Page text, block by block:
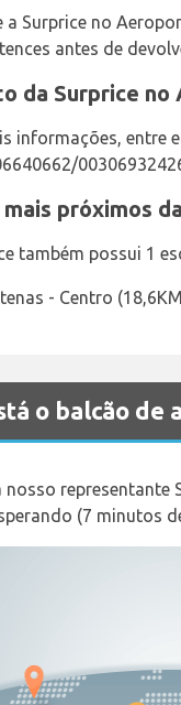
a Surprice no
antes de
da Surprice
informações, entre
mais próximos
também possui 1
- Centro
o balcão de
nosso
(7 minutos